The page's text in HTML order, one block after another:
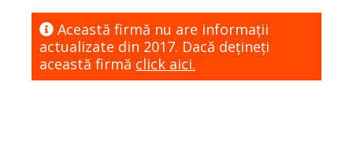
Această firmă nu are informaţii
actualizate din 2017. Dacă dețineți
această firmă click aici.